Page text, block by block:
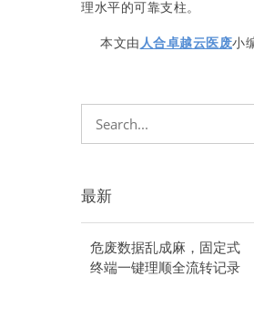
理水平的可靠支柱。
本文由 人合卓越云医废小
最新
危废数据乱成麻，固定式
终端一键理顺全流转记录